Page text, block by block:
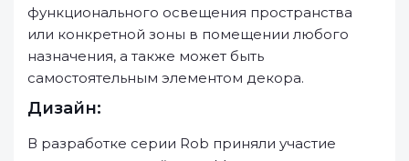
функционального освещения пространства
или конкретной зоны в помещении любого
назначения, а также может быть
самостоятельным элементом декора.
Дизайн:
В разработке серии Rob приняли участие